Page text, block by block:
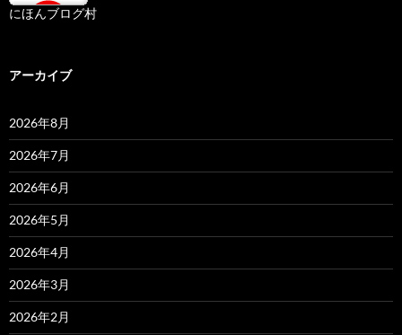
にほんブログ村
アーカイブ
2026年8月
2026年7月
2026年6月
2026年5月
2026年4月
2026年3月
2026年2月